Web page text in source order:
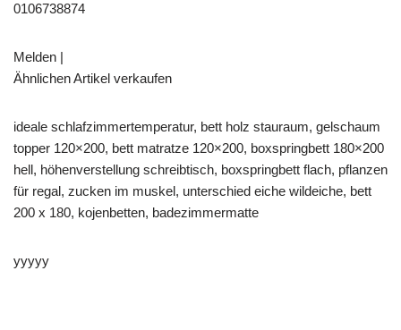
0106738874
Melden |
Ähnlichen Artikel verkaufen
ideale schlafzimmertemperatur, bett holz stauraum, gelschaum
topper 120×200, bett matratze 120×200, boxspringbett 180×200
hell, höhenverstellung schreibtisch, boxspringbett flach, pflanzen
für regal, zucken im muskel, unterschied eiche wildeiche, bett
200 x 180, kojenbetten, badezimmermatte
yyyyy